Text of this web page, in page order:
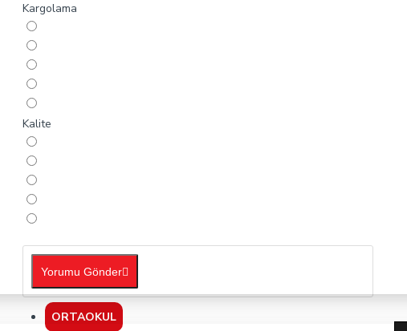
ORTAOKUL
Kargolama
Kalite
Yorumu Gönder